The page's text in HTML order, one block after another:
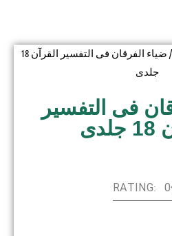
/ ضیاء الفرقان فی التفسیر القرآن 18
جلدی
فی التفسیر
RATING: 0